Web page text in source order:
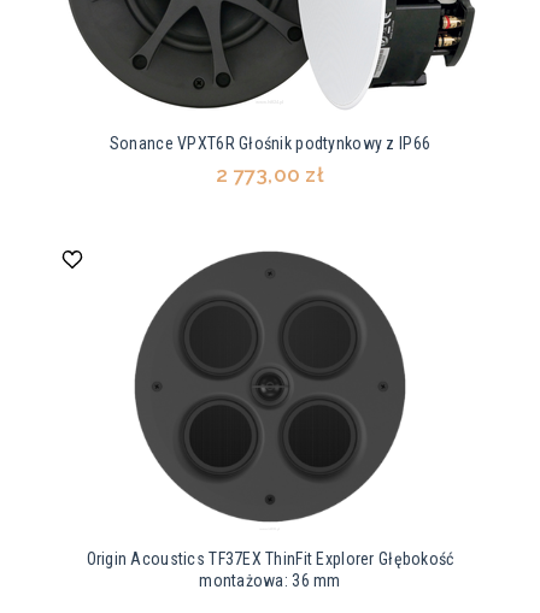
Sonance VPXT6R Głośnik podtynkowy z IP66
2 773,00 zł
Origin Acoustics TF37EX ThinFit Explorer Głębokość
montażowa: 36 mm